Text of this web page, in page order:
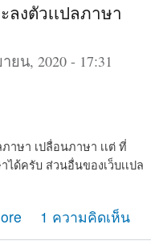
ลงตัวเเปลภาษา
ยน, 2020 - 17:31
ภาษา เปลื่อนภาษา เเต่ ที่
ได้ครับ ส่วนอื่นของเว็บเเปล
ละลงตัวเเปลภาษา เปลื่อ
นภาษา
1 ความคิดเห็น